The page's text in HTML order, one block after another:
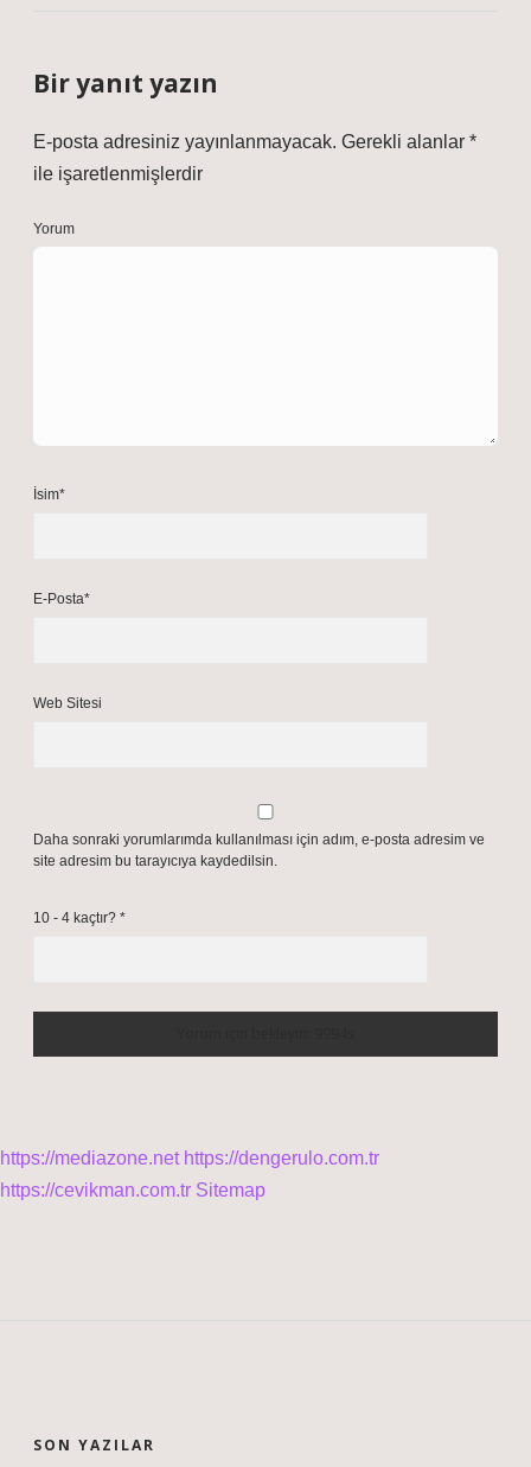
Bir yanıt yazın
E-posta adresiniz yayınlanmayacak. Gerekli alanlar *
ile işaretlenmişlerdir
Yorum
İsim*
E-Posta*
Web Sitesi
Daha sonraki yorumlarımda kullanılması için adım, e-posta adresim ve
site adresim bu tarayıcıya kaydedilsin.
10 - 4 kaçtır? *
https://mediazone.net https://dengerulo.com.tr
https://cevikman.com.tr Sitemap
SON YAZILAR